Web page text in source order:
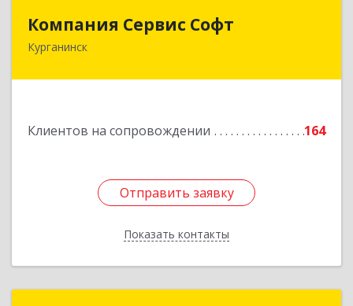
Компания Сервис Софт
Курганинск
Клиентов на сопровождении 164
Отправить заявку
Показать контакты
Компания Сервис Софт
352430, Краснодарский край, Курганинск г,
Отправить заявку
Назад